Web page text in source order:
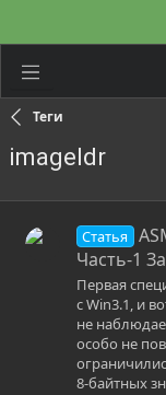
Теги
imageldr
Статья
Часть-1
Первая
с Win3.1, и
не
особо не
8-байтных